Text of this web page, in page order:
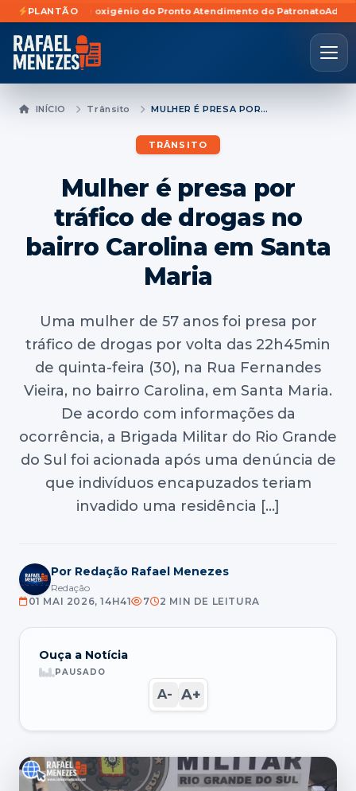
PLANTÃO
de oxigênio do Pronto Atendimento do PatronatoAdolescente
INÍCIO Trânsito MULHER É PRESA POR TRÁFICO DE DROGAS NO BAIRRO CAROLINA EM SANTA MARIA
TRÂNSITO
Mulher é presa por
tráfico de drogas no
bairro Carolina em Santa
Maria
Uma mulher de 57 anos foi presa por
tráfico de drogas por volta das 22h45min
de quinta-feira (30), na Rua Fernandes
Vieira, no bairro Carolina, em Santa Maria.
De acordo com informações da
ocorrência, a Brigada Militar do Rio Grande
do Sul foi acionada após uma denúncia de
que indivíduos encapuzados teriam
invadido uma residência […]
Por Redação Rafael Menezes
Redação
01 MAI 2026, 14H41
7 2 MIN DE LEITURA
Ouça a Notícia
PAUSADO
A- A+